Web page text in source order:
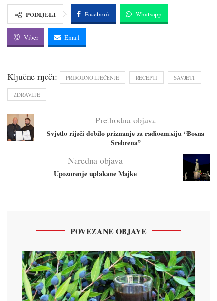
PODIJELI Facebook Whatsapp
Viber Email
Ključne riječi: PRIRODNO LJEČENJE RECEPTI SAVJETI
ZDRAVLJE
Prethodna objava
Svjetlo riječi dobilo priznanje za radioemisiju “Bosna
Srebrena”
Naredna objava
Upozorenje uplakane Majke
POVEZANE OBJAVE